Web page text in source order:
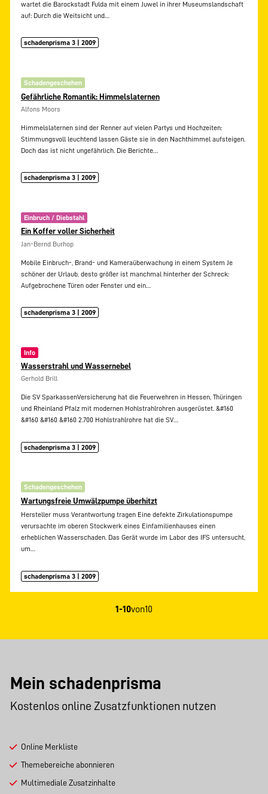
wartet die Barockstadt Fulda mit einem Juwel in ihrer Museumslandschaft
auf: Durch die Weitsicht und…
schadenprisma 3 | 2009
Schadengeschehen
Gefährliche Romantik: Himmelslaternen
Alfons Moors
Himmelslaternen sind der Renner auf vielen Partys und Hochzeiten:
Stimmungsvoll leuchtend lassen Gäste sie in den Nachthimmel aufsteigen.
Doch das ist nicht ungefährlich. Die Berichte…
schadenprisma 3 | 2009
Einbruch / Diebstahl
Ein Koffer voller Sicherheit
Jan-Bernd Burhop
Mobile Einbruch-, Brand- und Kameraüberwachung in einem System Je
schöner der Urlaub, desto größer ist manchmal hinterher der Schreck:
Aufgebrochene Türen oder Fenster und ein…
schadenprisma 3 | 2009
Info
Wasserstrahl und Wassernebel
Gerhold Brill
Die SV SparkassenVersicherung hat die Feuerwehren in Hessen, Thüringen
und Rheinland Pfalz mit modernen Hohlstrahlrohren ausgerüstet. &#160
&#160 &#160 &#160 2.700 Hohlstrahlrohre hat die SV…
schadenprisma 3 | 2009
Schadengeschehen
Wartungsfreie Umwälzpumpe überhitzt
Hersteller muss Verantwortung tragen Eine defekte Zirkulationspumpe
verursachte im oberen Stockwerk eines Einfamilienhauses einen
erheblichen Wasserschaden. Das Gerät wurde im Labor des IFS untersucht,
um…
schadenprisma 3 | 2009
1-10von10
Mein schadenprisma
Kostenlos online Zusatzfunktionen nutzen
Online Merkliste
Themebereiche abonnieren
Multimediale Zusatzinhalte